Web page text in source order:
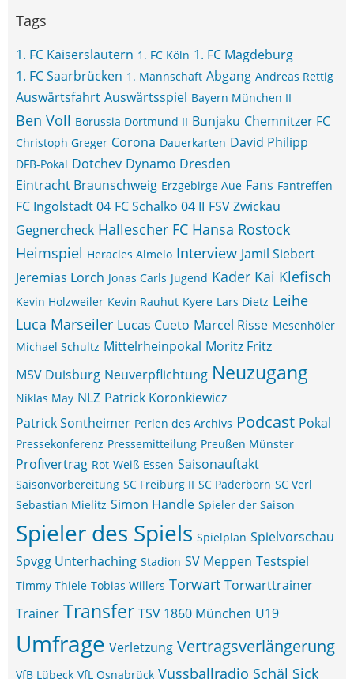
Tags
1. FC Kaiserslautern 1. FC Köln 1. FC Magdeburg
1. FC Saarbrücken 1. Mannschaft Abgang Andreas Rettig
Auswärtsfahrt Auswärtsspiel Bayern München II
Ben Voll Borussia Dortmund II Bunjaku Chemnitzer FC
Christoph Greger Corona Dauerkarten David Philipp
DFB-Pokal Dotchev Dynamo Dresden
Eintracht Braunschweig Erzgebirge Aue Fans Fantreffen
FC Ingolstadt 04 FC Schalko 04 II FSV Zwickau
Gegnercheck Hallescher FC Hansa Rostock
Heimspiel Heracles Almelo Interview Jamil Siebert
Jeremias Lorch Jonas Carls Jugend Kader Kai Klefisch
Kevin Holzweiler Kevin Rauhut Kyere Lars Dietz Leihe
Luca Marseiler Lucas Cueto Marcel Risse Mesenhöler
Michael Schultz Mittelrheinpokal Moritz Fritz
MSV Duisburg Neuverpflichtung Neuzugang
Niklas May NLZ Patrick Koronkiewicz
Patrick Sontheimer Perlen des Archivs Podcast Pokal
Pressekonferenz Pressemitteilung Preußen Münster
Profivertrag Rot-Weiß Essen Saisonauftakt
Saisonvorbereitung SC Freiburg II SC Paderborn SC Verl
Sebastian Mielitz Simon Handle Spieler der Saison
Spieler des Spiels Spielplan Spielvorschau
Spvgg Unterhaching Stadion SV Meppen Testspiel
Timmy Thiele Tobias Willers Torwart Torwarttrainer
Trainer Transfer TSV 1860 München U19
Umfrage Verletzung Vertragsverlängerung
VfB Lübeck VfL Osnabrück Vussballradio Schäl Sick